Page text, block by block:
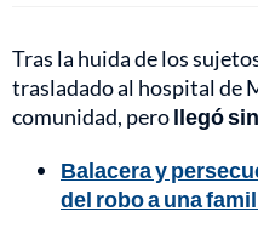
Tras la huida de los
trasladado al hospital de
comunidad, perollegó
Balacera y
del robo a una